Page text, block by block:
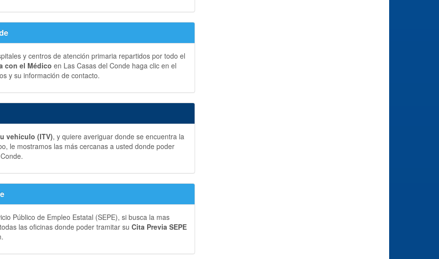
y centros de atención primaria repartidos por todo el
con el Médico en Las Casas del Conde haga clic en el
y su información de contacto.
vehiculo (ITV), y quiere averiguar donde se encuentra la
le mostramos las más cercanas a usted donde poder
Público de Empleo Estatal (SEPE), si busca la mas
las oficinas donde poder tramitar su Cita Previa SEPE